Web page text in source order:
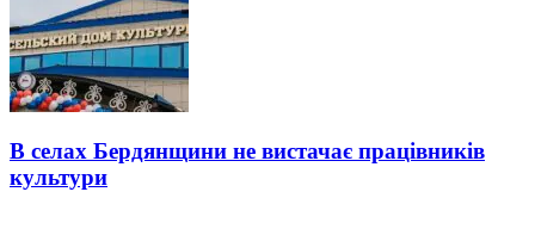
В селах Бердянщини не вистачає працівників
культури